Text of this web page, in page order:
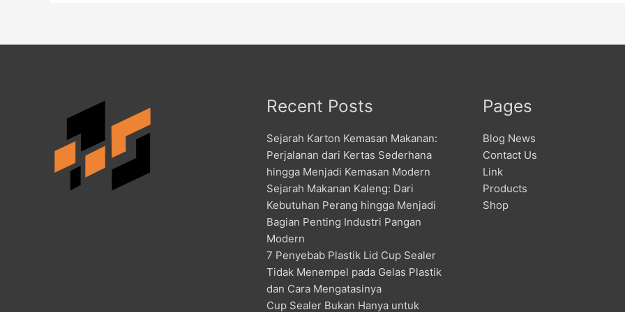
Recent Posts
Sejarah Karton Kemasan Makanan:
Perjalanan dari Kertas Sederhana
hingga Menjadi Kemasan Modern
Sejarah Makanan Kaleng: Dari
Kebutuhan Perang hingga Menjadi
Bagian Penting Industri Pangan
Modern
7 Penyebab Plastik Lid Cup Sealer
Tidak Menempel pada Gelas Plastik
dan Cara Mengatasinya
Cup Sealer Bukan Hanya untuk
Pages
Blog News
Contact Us
Link
Products
Shop